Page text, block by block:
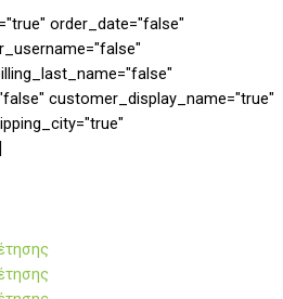
order_date="false"
customer_display_name="true"